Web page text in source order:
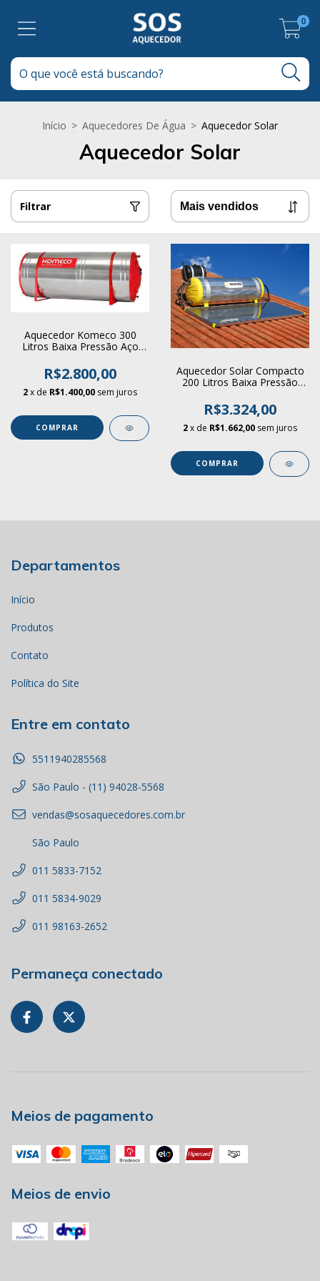
0
Início > Aquecedores De Água > Aquecedor Solar
Aquecedor Solar
Filtrar
Aquecedor Komeco 300
Litros Baixa Pressão Aço
R$2.800,00
2x de R$1.400,00 sem juros
Aquecedor Solar Compacto
200 Litros Baixa Pressão
m² )
R$3.324,00
2x de R$1.662,00 sem juros
COMPRAR
Departamentos
Início
Produtos
Contato
Política do Site
Entre em contato
5511940285568
São Paulo - (11) 94028-5568
vendas@sosaquecedores.com.br
São Paulo
011 5833-7152
011 5834-9029
011 98163-2652
Permaneça conectado
Meios de pagamento
Meios de envio